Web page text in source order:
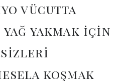
vücutta
yakmak için
koşmak